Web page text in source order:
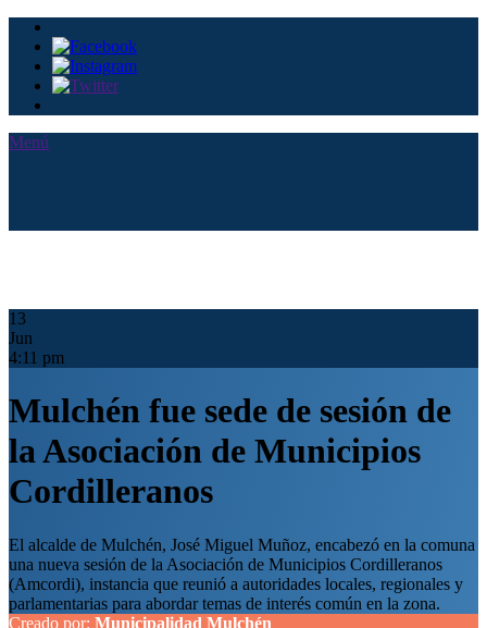
Menú
13
Jun
4:11 pm
Mulchén fue sede de sesión de
la Asociación de Municipios
Cordilleranos
El alcalde de Mulchén, José Miguel Muñoz, encabezó en la comuna
una nueva sesión de la Asociación de Municipios Cordilleranos
(Amcordi), instancia que reunió a autoridades locales, regionales y
parlamentarias para abordar temas de interés común en la zona.
Creado por: Municipalidad Mulchén